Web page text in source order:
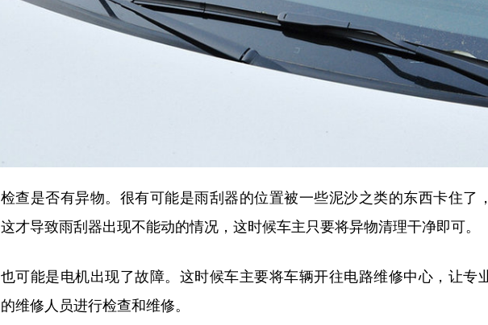
检查是否有异物。很有可能是雨刮器的位置被一些泥沙之类的东西卡住了
这才导致雨刮器出现不能动的情况，这时候车主只要将异物清理干净即可。
也可能是电机出现了故障。这时候车主要将车辆开往电路维修中心，让专
的维修人员进行检查和维修。